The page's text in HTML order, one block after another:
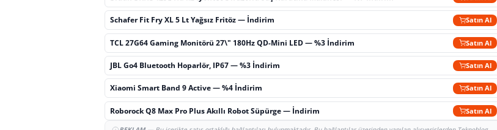
Schafer Fit Fry XL 5 Lt Yağsız Fritöz — İndirim Satın Al
TCL 27G64 Gaming Monitörü 27\" 180Hz QD-Mini LED — %3 İndirim Satın Al
JBL Go4 Bluetooth Hoparlör, IP67 — %3 İndirim Satın Al
Xiaomi Smart Band 9 Active — %4 İndirim Satın Al
Roborock Q8 Max Pro Plus Akıllı Robot Süpürge — İndirim Satın Al